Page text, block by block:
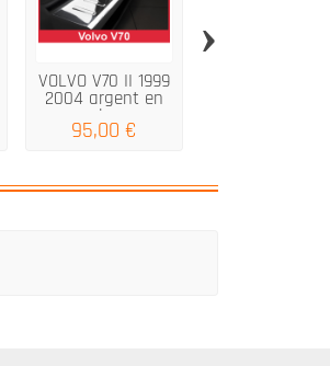
VOLVO V70 II 1999
2004 argent en
acier...
95,00 €
›